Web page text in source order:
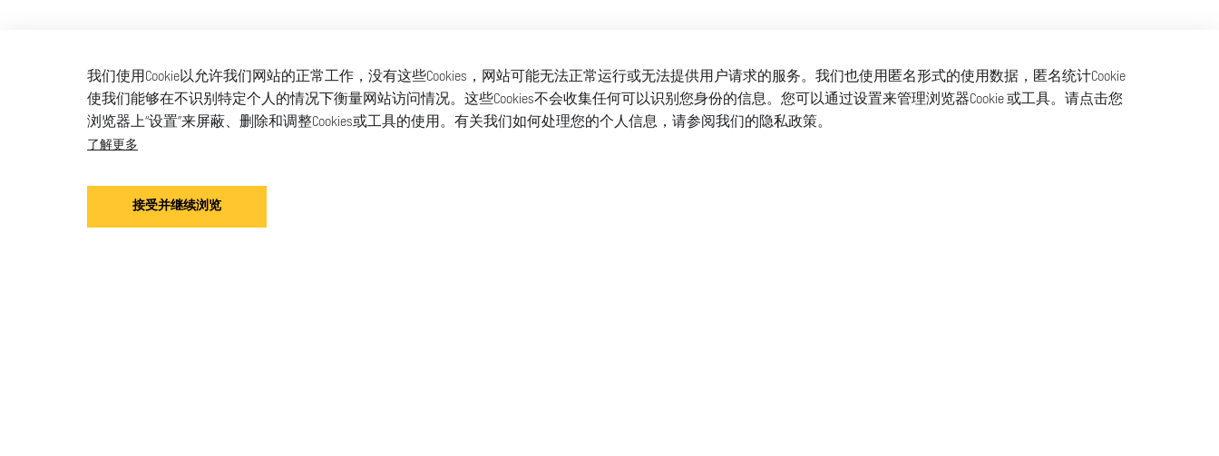
我们使用Cookie以允许我们网站的正常工作，没有这些Cookies，网站可能无法正常运行或无法提供用户请求的服务。我们也使用匿名形式的使用数据，匿名统计Cookie
使我们能够在不识别特定个人的情况下衡量网站访问情况。这些Cookies不会收集任何可以识别您身份的信息。您可以通过设置来管理浏览器Cookie 或工具。请点击您
浏览器上“设置”来屏蔽、删除和调整Cookies或工具的使用。有关我们如何处理您的个人信息，请参阅我们的隐私政策。
了解更多
接受并继续浏览